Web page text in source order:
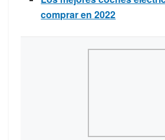
comprar en 2022